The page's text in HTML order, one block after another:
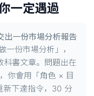
一定遇過
出一份市場分析報告
份市場分析」，
科書文章。問題出在
你會用「角色 × 目
下達指令，30 分